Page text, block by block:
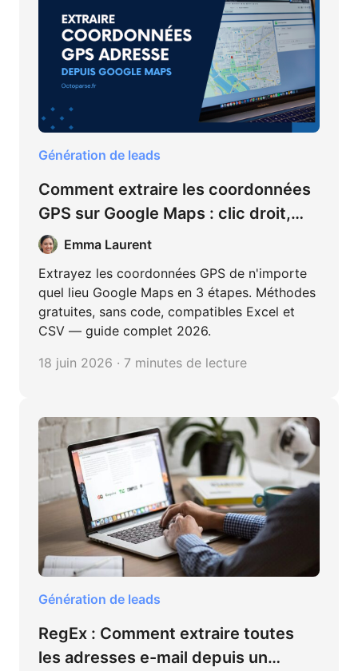
Génération de leads
Comment extraire les coordonnées
GPS sur Google Maps : clic droit,
URL, mobile et extraction en masse
Emma Laurent
Extrayez les coordonnées GPS de n'importe
quel lieu Google Maps en 3 étapes. Méthodes
gratuites, sans code, compatibles Excel et
CSV — guide complet 2026.
18 juin 2026 · 7 minutes de lecture
Génération de leads
RegEx : Comment extraire toutes
les adresses e-mail depuis un